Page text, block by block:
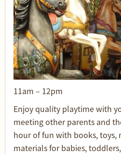
11am – 12pm
Enjoy quality playtime with
meeting other parents and
hour of fun with books, toys,
materials for babies,